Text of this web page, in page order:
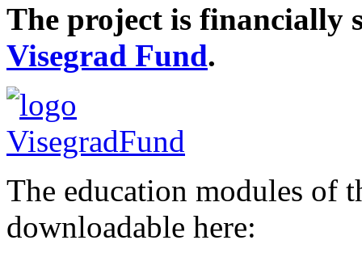
The project is financially
Visegrad Fund.
The education modules of
downloadable here: